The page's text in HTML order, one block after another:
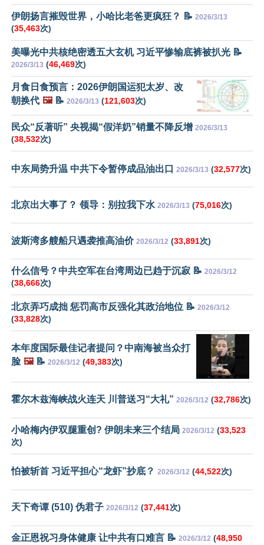
伊朗扬言摧毁世界，小哈比老爸更疯狂？ 📝 2026/3/13
(35,463次)
美曝光中共核绝密透五大玄机 习近平惨输底裤被扒光 📝
2026/3/13 (46,469次)
月食日食预言：2026伊朗国运犯太岁、改
朝换代 🖼️📝 2026/3/13 (121,603次)
民众“反著听” 央视揭“假洋奶”销量不降反增 2026/3/13
(38,532次)
中东局势升温 中共下令暂停成品油出口 2026/3/13 (32,577次)
北京出大事了？ 领导：别拉我下水 2026/3/13 (75,016次)
波斯湾多艘船只遇袭推高油价 2026/3/12 (33,891次)
什么信号？中共空军在台湾周边已趋于沉寂 📝 2026/3/12
(38,666次)
北京弄巧成拙 惩罚高市反强化其政治地位 📝 2026/3/12
(33,828次)
本年度国际最佳记者提问？中南海被当众打
脸 🖼️📝 2026/3/12 (49,383次)
霍尔木兹海峡战火连天 川普送习“大礼” 2026/3/12 (32,786次)
小哈梅内伊双腿重创? 伊朗未来三个结局 2026/3/12 (33,523
次)
怕被斩首 习近平担心“龙虾”抄底？ 2026/3/12 (44,522次)
天下奇谭 (510) 伪君子 2026/3/12 (37,441次)
金正恩祝习身体健康 让中共有口难言 📝 2026/3/12 (48,950